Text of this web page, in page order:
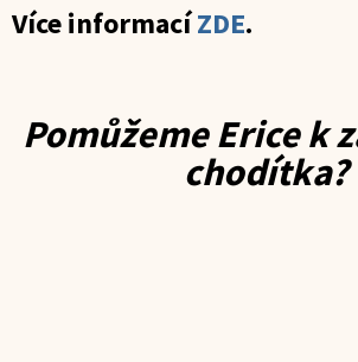
Více informacíZDE.
Pomůžeme Erice k
chodítka?